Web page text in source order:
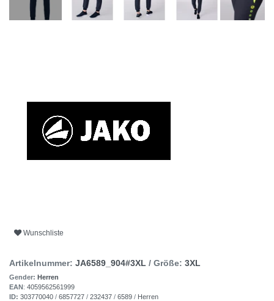
Wunschliste
Artikelnummer: JA6589_904#3XL / Größe: 3XL
Gender: Herren
EAN: 4059562561999
ID: 303770040 / 6857727 / 232437 / 6589 / Herren